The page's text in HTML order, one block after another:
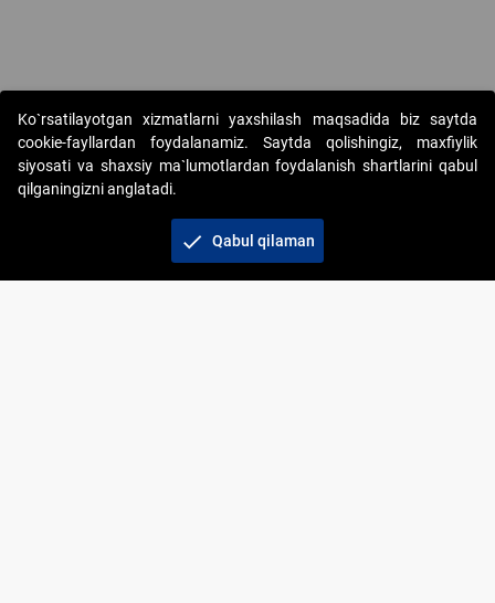
Copyright © 2017-2026. "Elektron onlayn-auksionlarni
tashkil etish" AJ. Barcha huquqlar himoyalangan
Ko`rsatilayotgan xizmatlarni yaxshilash maqsadida biz saytda
cookie-fayllardan foydalanamiz. Saytda qolishingiz, maxfiylik
siyosati va shaxsiy ma`lumotlardan foydalanish shartlarini qabul
qilganingizni anglatadi.
check Qabul qilaman